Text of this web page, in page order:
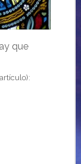
que